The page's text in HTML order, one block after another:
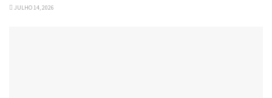
JULHO 14, 2026